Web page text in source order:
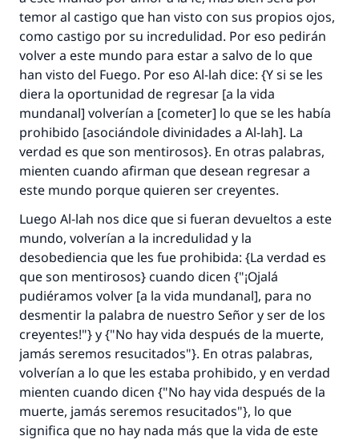
temor al castigo que han visto con sus propios ojos,
como castigo por su incredulidad. Por eso pedirán
volver a este mundo para estar a salvo de lo que
han visto del Fuego. Por eso Al-lah dice: {Y si se les
diera la oportunidad de regresar [a la vida
mundanal] volverían a [cometer] lo que se les había
prohibido [asociándole divinidades a Al-lah]. La
verdad es que son mentirosos}. En otras palabras,
mienten cuando afirman que desean regresar a
este mundo porque quieren ser creyentes.
Luego Al-lah nos dice que si fueran devueltos a este
mundo, volverían a la incredulidad y la
desobediencia que les fue prohibida: {La verdad es
que son mentirosos} cuando dicen {"¡Ojalá
pudiéramos volver [a la vida mundanal], para no
desmentir la palabra de nuestro Señor y ser de los
creyentes!"} y {"No hay vida después de la muerte,
jamás seremos resucitados"}. En otras palabras,
volverían a lo que les estaba prohibido, y en verdad
mienten cuando dicen {"No hay vida después de la
muerte, jamás seremos resucitados"}, lo que
significa que no hay nada más que la vida de este